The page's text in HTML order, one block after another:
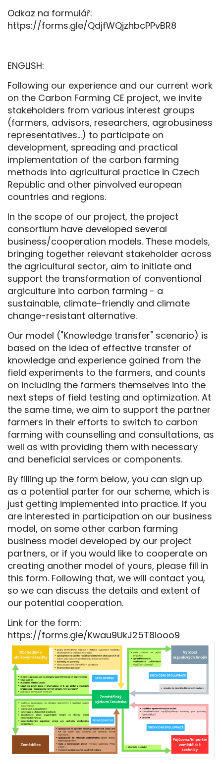
Odkaz na formulář:
https://forms.gle/QdjfWQjzhbcPPvBR8
ENGLISH:
Following our experience and our current work
on the Carbon Farming CE project, we invite
stakeholders from various interest groups
(farmers, advisors, researchers, agrobusiness
representatives...) to participate on
development, spreading and practical
implementation of the carbon farming
methods into agricultural practice in Czech
Republic and other pinvolved european
countries and regions.
In the scope of our project, the project
consortium have developed several
business/cooperation models. These models,
bringing together relevant stakeholder across
the agricultural sector, aim to initiate and
support the transformation of conventional
argiculture into carbon farming - a
sustainable, climate-friendly and climate
change-resistant alternative.
Our model ("Knowledge transfer" scenario) is
based on the idea of effective transfer of
knowledge and experience gained from the
field experiments to the farmers, and counts
on including the farmers themselves into the
next steps of field testing and optimization. At
the same time, we aim to support the partner
farmers in their efforts to switch to carbon
farming with counselling and consultations, as
well as with providing them with necessary
and beneficial services or components.
By filling up the form below, you can sign up
as a potential parter for our scheme, which is
just getting implemented into practice. If you
are interested in participation on our business
model, on some other carbon farming
business model developed by our project
partners, or if you would like to cooperate on
creating another model of yours, please fill in
this form. Following that, we will contact you,
so we can discuss the details and extent of
our potential cooperation.
Link for the form:
https://forms.gle/Kwau9UkJ25T8iooo9